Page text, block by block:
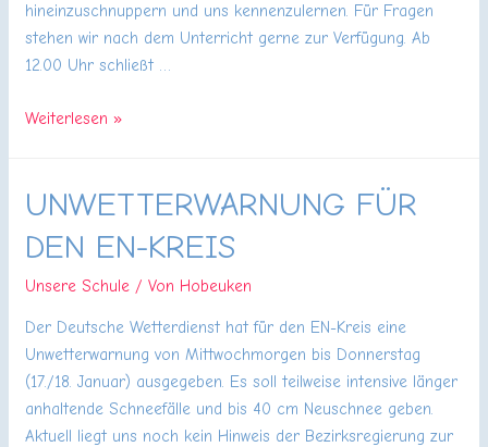
hineinzuschnuppern und uns kennenzulernen. Für Fragen
stehen wir nach dem Unterricht gerne zur Verfügung. Ab
12.00 Uhr schließt …
Tag
Tür
Schulfest
Weiterlesen »
UNWETTERWARNUNG FÜR
DEN EN-KREIS
Unsere Schule / Von Hobeuken
Der Deutsche Wetterdienst hat für den EN-Kreis eine
Unwetterwarnung von Mittwochmorgen bis Donnerstag
(17./18. Januar) ausgegeben. Es soll teilweise intensive länger
anhaltende Schneefälle und bis 40 cm Neuschnee geben.
Aktuell liegt uns noch kein Hinweis der Bezirksregierung zur